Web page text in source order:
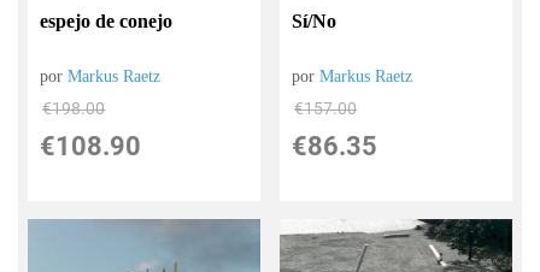
espejo de conejo
porMarkus Raetz
€198.00
€108.90
Sí/No
porMarkus Raetz
€157.00
€86.35